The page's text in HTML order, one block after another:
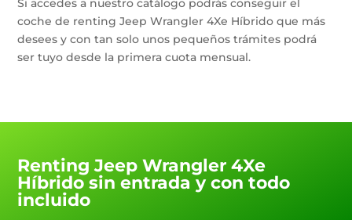
Si accedes a nuestro catálogo podrás conseguir el
coche de renting Jeep Wrangler 4Xe Híbrido que más
desees y con tan solo unos pequeños trámites podrá
ser tuyo desde la primera cuota mensual.
Renting Jeep Wrangler 4Xe
Híbrido sin entrada y con todo
incluido